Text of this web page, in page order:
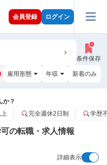
会員登録 ログイン
条件保存
雇用形態 年収 新着のみ
か？
完全週休2日制 学歴
の転職・求人情報
詳細表示